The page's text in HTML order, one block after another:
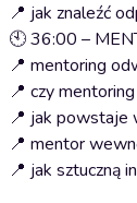
📍 jak znaleźć
🕙 36:00 –
📍 mentoring
📍 czy
📍 jak powstaje
📍 mentor
📍 jak sztuczną